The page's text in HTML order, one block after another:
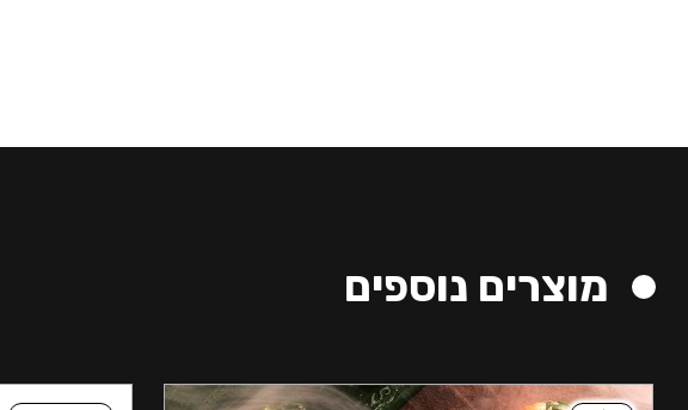
מוצרים נוספים